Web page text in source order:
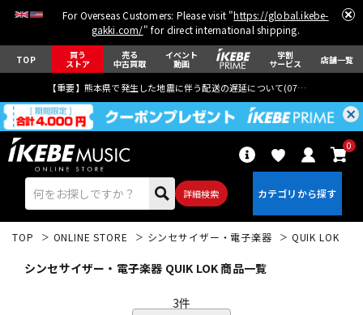
For Overseas Customers: Please visit "https://global.ikebe-
gakki.com/" for direct international shipping.
TOP 買う
ストア
売る
中古買取
イベント
動画
学割
サービス 店舗一覧
【重要】熊本県で発生した地震に伴う配送の遅延について(07月29日
詳細検索
0
TOP ONLINE STORE シンセサイザー・電子楽器 QUIK LOK
シンセサイザー・電子楽器 QUIK LOK 商品一覧
3件